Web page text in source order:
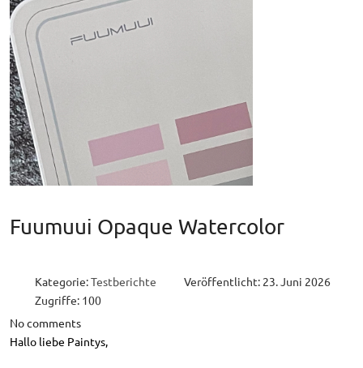
Fuumuui Opaque Watercolor
Kategorie:Testberichte
Veröffentlicht: 23. Juni 2026
Zugriffe: 100
No comments
Hallo liebe Paintys,